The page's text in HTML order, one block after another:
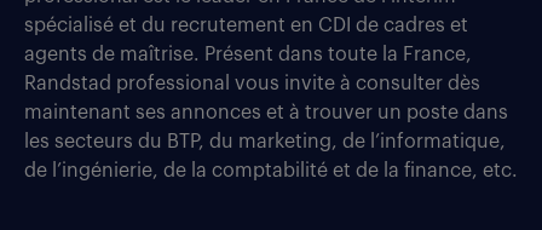
spécialisé et du recrutement en CDI de cadres et
agents de maîtrise. Présent dans toute la France,
Randstad professional vous invite à consulter dès
maintenant ses annonces et à trouver un poste dans
les secteurs du BTP, du marketing, de l’informatique,
de l’ingénierie, de la comptabilité et de la finance, etc.